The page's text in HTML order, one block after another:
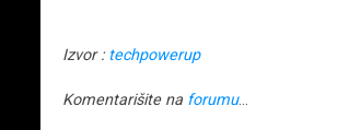
Izvor : techpowerup
Komentarišite na forumu…